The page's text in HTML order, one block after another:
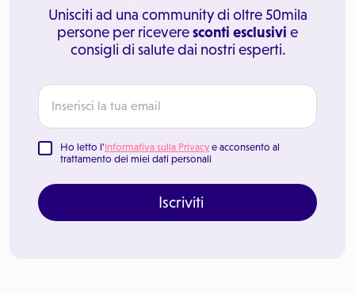
Unisciti ad una community di oltre 50mila
persone per riceveresconti esclusivi e
consigli di salute dai nostri esperti.
Ho letto l'Informativa sulla Privacy e acconsento al
trattamento dei miei dati personali
Iscriviti